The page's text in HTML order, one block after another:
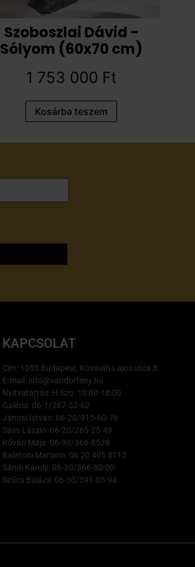
Szoboszlai Dávid -
Sólyom (60x70 cm)
1 753 000 Ft
Kosárba teszem
KAPCSOLAT
Cím: 1053 Budapest, Kossuth Lajos utca 3.
E-mail: info@vandorfeny.hu
Nyitvatartás: H-Szo: 10:00-18:00
Galéria: 06-1/267-52-62
Jánosi István: 06-20/915-60-76
Sass László: 06-20/265-25-49
Kővári Maja: 06-30/366-8528
Balatoni Mariann: 06 20 405 8113
Sándi Károly: 06-20/366-80-00
Szűcs Balázs: 06-30/391-05-94